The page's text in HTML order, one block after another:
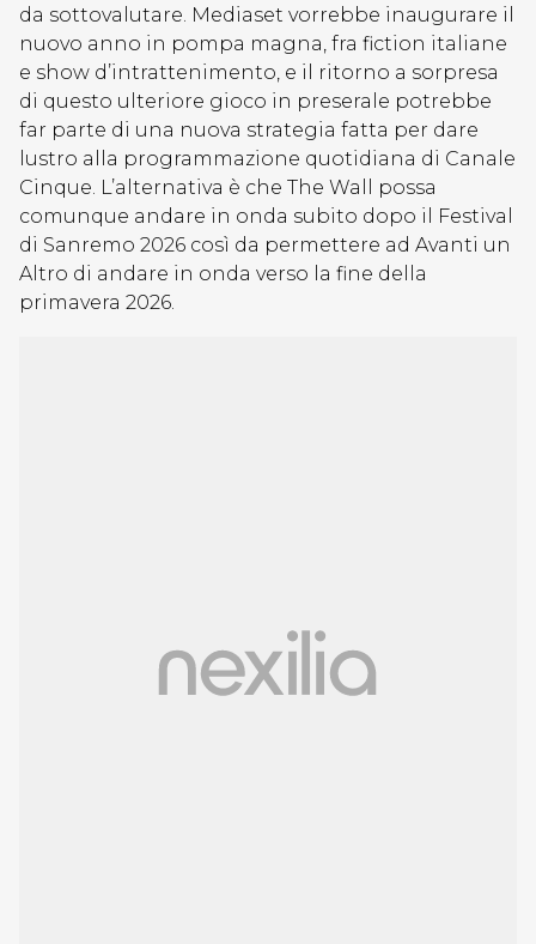
da sottovalutare. Mediaset vorrebbe inaugurare il
nuovo anno in pompa magna, fra fiction italiane
e show d’intrattenimento, e il ritorno a sorpresa
di questo ulteriore gioco in preserale potrebbe
far parte di una nuova strategia fatta per dare
lustro alla programmazione quotidiana di Canale
Cinque. L’alternativa è che The Wall possa
comunque andare in onda subito dopo il Festival
di Sanremo 2026 così da permettere ad Avanti un
Altro di andare in onda verso la fine della
primavera 2026.